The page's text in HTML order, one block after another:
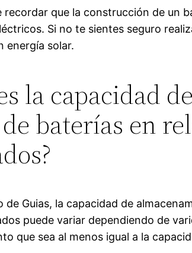
recordar que la construcción de un
Si no te sientes seguro
energía solar.
la capacidad
baterías en
de Guias, la capacidad de
puede variar dependiendo de
que sea al menos igual a la